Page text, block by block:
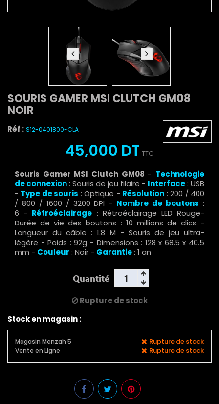
SOURIS GAMER MSI CLUTCH GM08
NOIR
Réf : S12-0401800-CLA
45,000 DT TTC
Souris Gamer MSI Clutch GM08 - Technologie
de connexion: Souris de jeu filaire - Interface: USB
- Type de souris : Optique - Résolution : 200 / 400
/ 800 / 1600 / 3200 DPI - Nombre de boutons :
6 - Rétroéclairage : Rétroéclairage LED Rouge-
Durée de vie des boutons : 10 millions de clics -
Longueur du câble : 1.8 M - Souris de jeu ultra-
légère - Poids : 92g - Dimensions : 128 x 68.5 x 40.5
mm - Couleur : Noir - Garantie: 1 an
Quantité
Rupture de stock
Stock en magasin :
Magasin Menzah 5 Rupture de stock
Vente en Ligne Rupture de stock